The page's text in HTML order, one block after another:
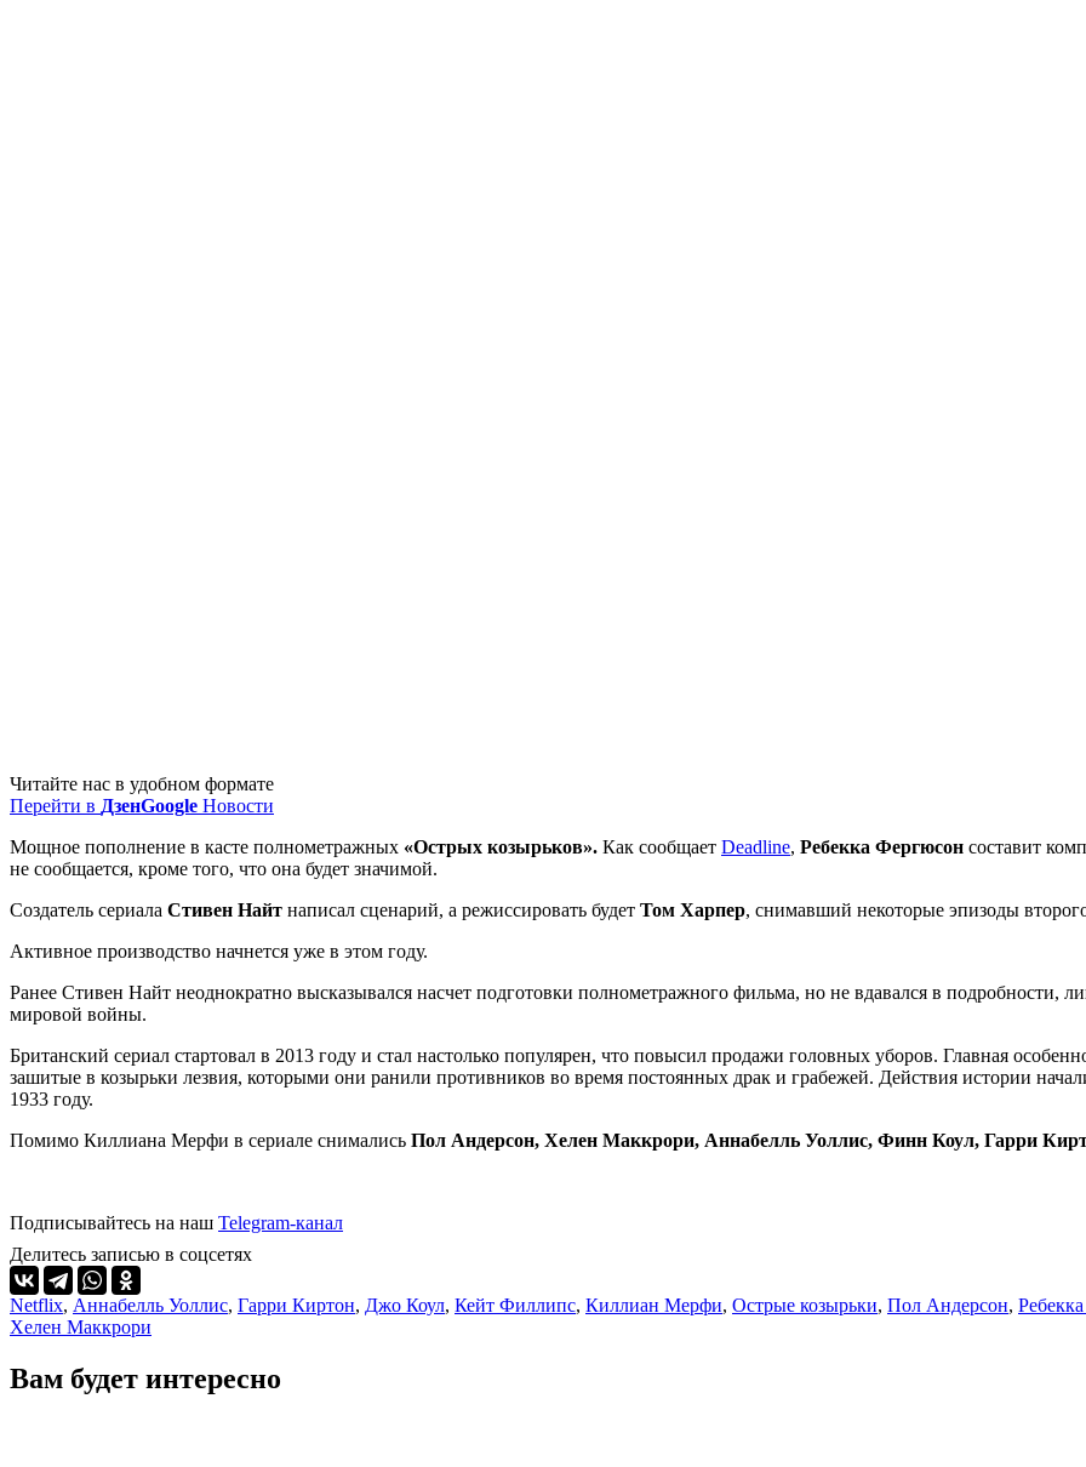
Читайте нас в удобном формате
Перейти в ДзенGoogle Новости
Мощное пополнение в касте полнометражных «Острых козырьков». Как сообщает Deadline, Ребекка Фергюсон составит
не сообщается, кроме того, что она будет значимой.
Создатель сериала Стивен Найт написал сценарий, а режиссировать будет Том Харпер, снимавший некоторые эпизоды
Активное производство начнется уже в этом году.
Ранее Стивен Найт неоднократно высказывался насчет подготовки полнометражного фильма, но не вдавался в подробности,
мировой войны.
Британский сериал стартовал в 2013 году и стал настолько популярен, что повысил продажи головных уборов. Главная
зашитые в козырьки лезвия, которыми они ранили противников во время постоянных драк и грабежей. Действия истории
1933 году.
Помимо Киллиана Мерфи в сериале снимались Пол Андерсон, Хелен Маккрори, Аннабелль Уоллис, Финн Коул, Гарри
Подписывайтесь на наш Telegram-канал
Делитесь записью в соцсетях
Netflix, Аннабелль Уоллис, Гарри Киртон, Джо Коул, Кейт Филлипс, Киллиан Мерфи, Острые козырьки, Пол Андерсон,
Хелен Маккрори
Вам будет интересно